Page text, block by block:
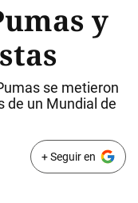
y
se metieron
de un Mundial de
+ Seguir en